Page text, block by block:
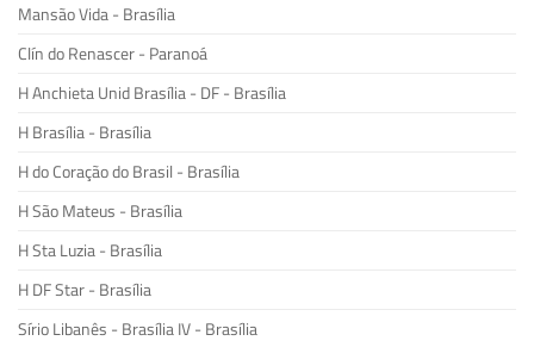
Mansão Vida - Brasília
Clín do Renascer - Paranoá
H Anchieta Unid Brasília - DF - Brasília
H Brasília - Brasília
H do Coração do Brasil - Brasília
H São Mateus - Brasília
H Sta Luzia - Brasília
H DF Star - Brasília
Sírio Libanês - Brasília IV - Brasília